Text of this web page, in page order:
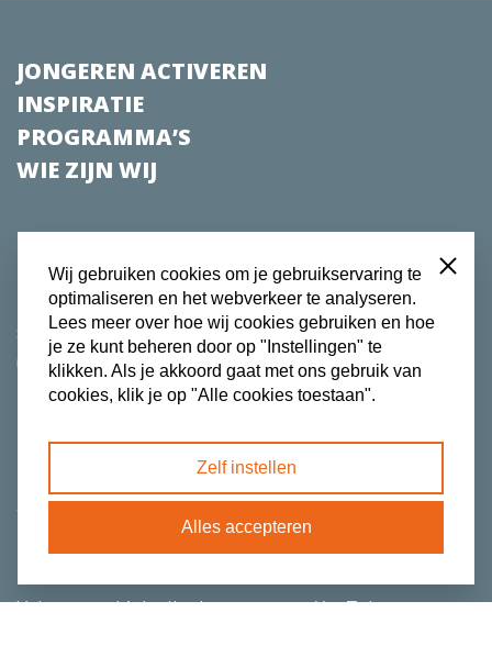
JONGEREN ACTIVEREN
INSPIRATIE
PROGRAMMA’S
WIE ZIJN WIJ
CONTACT
DONEREN
Stationsweg 109
6711 PN Ede
info@tijdvooractie.nl
Privacy- en cookieverklaring
ANBI
© Copyright TijdVoorActie
Volg ons opLinkedIn,InstagramenYouTube.
Wij gebruiken cookies om je gebruikservaring te
optimaliseren en het webverkeer te analyseren.
Lees meer over hoe wij cookies gebruiken en hoe
je ze kunt beheren door op "Instellingen" te
klikken. Als je akkoord gaat met ons gebruik van
cookies, klik je op "Alle cookies toestaan".
Close
Zelf instellen
Alles accepteren